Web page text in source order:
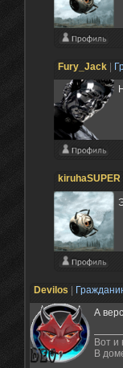
Fury_Jack
kiruhaSUPER
Devilos
А
Вот и
В